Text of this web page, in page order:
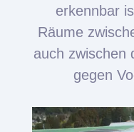
erkennbar
Räume
auch zwischen
gegen